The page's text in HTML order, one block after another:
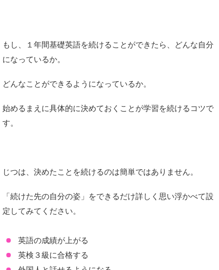
もし、１年間基礎英語を続けることができたら、どんな自分
になっているか。
どんなことができるようになっているか。
始めるまえに具体的に決めておくことが学習を続けるコツで
す。
じつは、決めたことを続けるのは簡単ではありません。
「続けた先の自分の姿」をできるだけ詳しく思い浮かべて設
定してみてください。
英語の成績が上がる
英検３級に合格する